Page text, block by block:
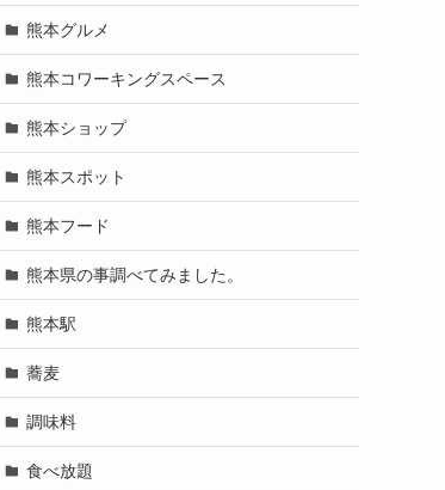
熊本グルメ
熊本コワーキングスペース
熊本ショップ
熊本スポット
熊本フード
熊本県の事調べてみました。
熊本駅
蕎麦
調味料
食べ放題